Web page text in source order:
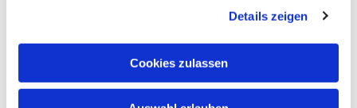
Details zeigen
Cookies zulassen
Dies könnte Sie auch interessieren